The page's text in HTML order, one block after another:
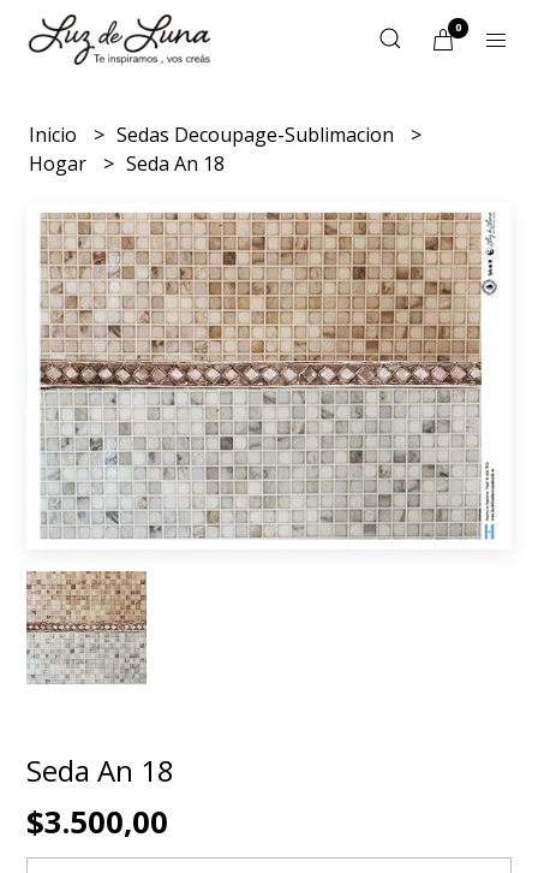
0
Inicio
Sedas Decoupage-Sublimacion
Hogar
Seda An 18
Seda An 18
$3.500,00